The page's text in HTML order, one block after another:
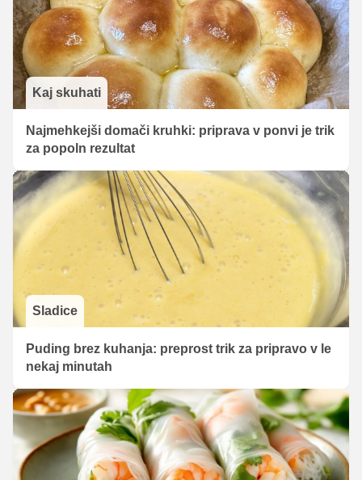
Kaj skuhati
Najmehkejši domači kruhki: priprava v ponvi je trik
za popoln rezultat
Sladice
Puding brez kuhanja: preprost trik za pripravo v le
nekaj minutah